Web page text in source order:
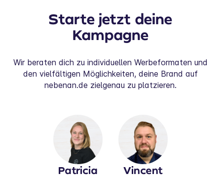
Starte jetzt deine
Kampagne
Wir beraten dich zu individuellen Werbeformaten und
den vielfältigen Möglichkeiten, deine Brand auf
nebenan.de zielgenau zu platzieren.
Patricia Vincent